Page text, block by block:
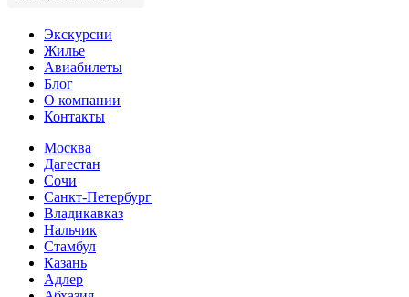
Экскурсии
Жилье
Авиабилеты
Блог
О компании
Контакты
Москва
Дагестан
Сочи
Санкт-Петербург
Владикавказ
Нальчик
Стамбул
Казань
Адлер